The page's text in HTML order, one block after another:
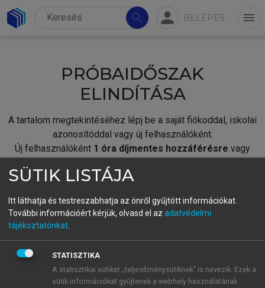
search person BELÉPÉS menu
PRÓBAIDŐSZAK
ELINDÍTÁSA
A tartalom megtekintéséhez lépj be a saját fiókoddal, iskolai
azonosítóddal vagy új felhasználóként.
Új felhasználóként 1 óra díjmentes hozzáférésre vagy
fiókoddal,vagy hozz létre új fiókot.
A regisztráció után apróbaidőszakautomatikusan
BELÉPÉS SAJÁT FIÓKKAL
SÜTIK LISTÁJA
Itt láthatja és testreszabhatja az önről gyűjtött információkat.
További információért kérjük, olvasd el az adatvédelmi
tájékoztatónkat
STATISZTIKA
A statisztikai sütiket „teljesítménysütiknek” is nevezik. Ezek a
sütik információkat gyűjtenek a webhely használatának